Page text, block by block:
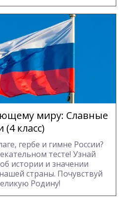
миру: Славные
класс)
гербе и гимне России?
тесте! Узнай
истории и значении
страны. Почувствуй
Родину!